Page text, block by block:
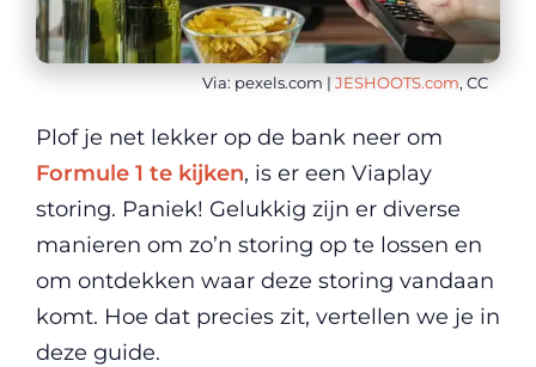
Via: pexels.com | JESHOOTS.com, CC
Plof je net lekker op de bank neer om
Formule 1 te kijken, is er een Viaplay
storing. Paniek! Gelukkig zijn er diverse
manieren om zo’n storing op te lossen en
om ontdekken waar deze storing vandaan
komt. Hoe dat precies zit, vertellen we je in
deze guide.